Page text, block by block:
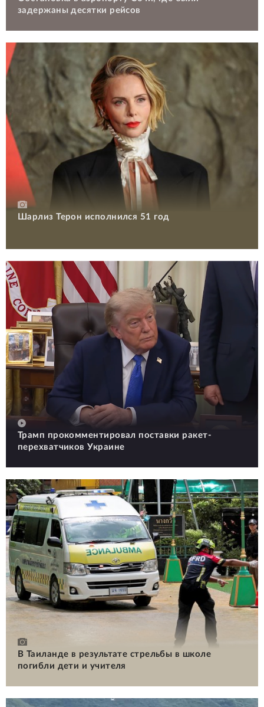
задержаны десятки рейсов
Шарлиз Терон исполнился 51 год
Трамп прокомментировал поставки ракет-
перехватчиков Украине
В Таиланде в результате стрельбы в школе
погибли дети и учителя